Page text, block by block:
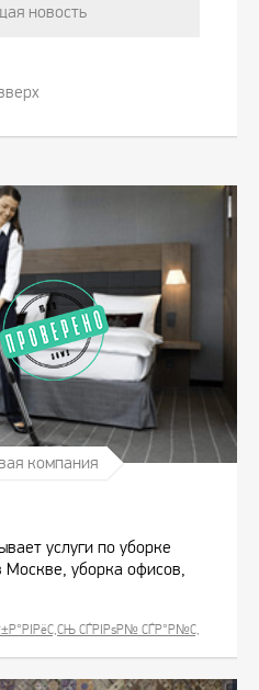
новость
компания
услуги по уборке
уборка офисов,
СЃРІРѕР№ СЃР°Р№С‚